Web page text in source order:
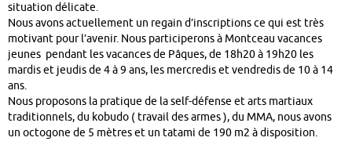
situation délicate.
Nous avons actuellement un regain d’inscriptions ce qui est très
motivant pour l’avenir. Nous participerons à Montceau vacances
jeunes pendant les vacances de Pâques, de 18h20 à 19h20 les
mardis et jeudis de 4 à 9 ans, les mercredis et vendredis de 10 à 14
ans.
Nous proposons la pratique de la self-défense et arts martiaux
traditionnels, du kobudo ( travail des armes ), du MMA, nous avons
un octogone de 5 mètres et un tatami de 190 m2 à disposition.